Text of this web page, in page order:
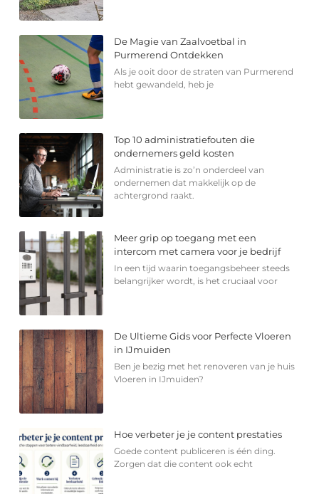
De Magie van Zaalvoetbal in
Purmerend Ontdekken
Als je ooit door de straten van Purmerend
hebt gewandeld, heb je
Top 10 administratiefouten die
ondernemers geld kosten
Administratie is zo’n onderdeel van
ondernemen dat makkelijk op de
achtergrond raakt.
Meer grip op toegang met een
intercom met camera voor je bedrijf
In een tijd waarin toegangsbeheer steeds
belangrijker wordt, is het cruciaal voor
De Ultieme Gids voor Perfecte Vloeren
in IJmuiden
Ben je bezig met het renoveren van je huis
Vloeren in IJmuiden?
Hoe verbeter je je content prestaties
Goede content publiceren is één ding.
Zorgen dat die content ook echt